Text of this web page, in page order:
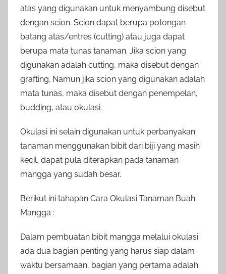
atas yang digunakan untuk menyambung disebut
dengan scion. Scion dapat berupa potongan
batang atas/entres (cutting) atau juga dapat
berupa mata tunas tanaman. Jika scion yang
digunakan adalah cutting, maka disebut dengan
grafting. Namun jika scion yang digunakan adalah
mata tunas, maka disebut dengan penempelan,
budding, atau okulasi.
Okulasi ini selain digunakan untuk perbanyakan
tanaman menggunakan bibit dari biji yang masih
kecil, dapat pula diterapkan pada tanaman
mangga yang sudah besar.
Berikut ini tahapan Cara Okulasi Tanaman Buah
Mangga :
Dalam pembuatan bibit mangga melalui okulasi
ada dua bagian penting yang harus siap dalam
waktu bersamaan, bagian yang pertama adalah